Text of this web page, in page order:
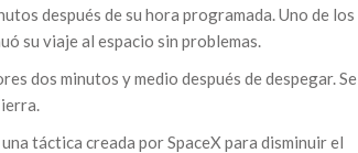
después de su hora programada. Uno de los
su viaje al espacio sin problemas.
dos minutos y medio después de despegar. Se
táctica creada por SpaceX para disminuir el